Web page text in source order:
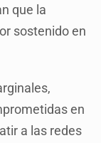
que la
sostenido en
en
a las redes